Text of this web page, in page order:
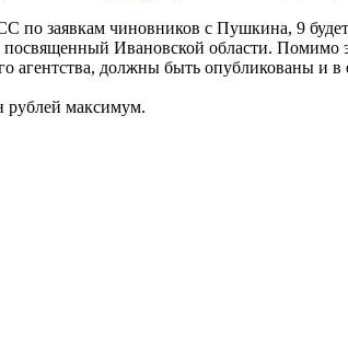
по заявкам чиновников с Пушкина, 9
Ивановской области. Помимо
агентства, должны быть опубликованы и в
рублей максимум.